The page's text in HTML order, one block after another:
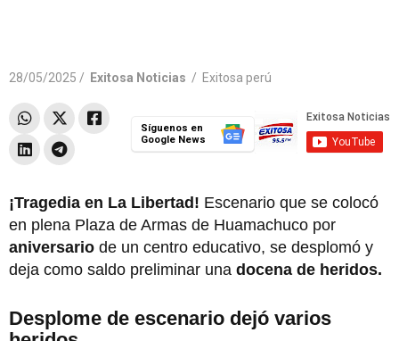
28/05/2025 / Exitosa Noticias / Exitosa perú
Síguenos en
Google News
¡Tragedia en La Libertad! Escenario que se colocó
en plena Plaza de Armas de Huamachuco por
aniversario de un centro educativo, se desplomó y
deja como saldo preliminar una docena de heridos.
Desplome de escenario dejó varios